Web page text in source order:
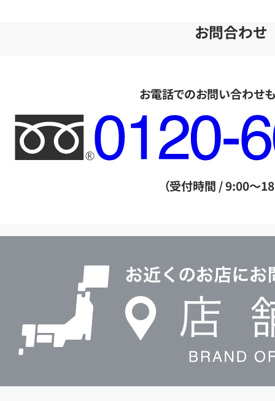
お問合わせ
お電話でのお問い合わせ
フ
リ
ー
ル
（受付時間 / 9:00～